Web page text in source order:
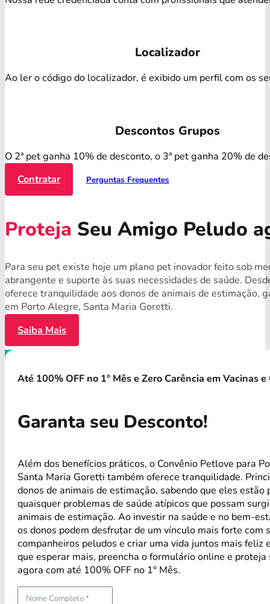
Localizador
Ao ler o código do localizador, é exibido um perfil com os
Descontos Grupos
O 2ª pet ganha 10% de desconto, o 3ª pet ganha 20% de
Contratar
Perguntas Frequentes
Proteja Seu Amigo Peludo
Para seu pet existe hoje um plano pet inovador feito sob
abrangente e suporte às suas necessidades de saúde.
oferece tranquilidade aos donos de animais de estimação,
em Porto Alegre, Santa Maria Goretti.
Saiba Mais
Até 100% OFF no 1° Mês e Zero Carência em Vacinas
Garanta seu Desconto!
Além dos benefícios práticos, o Convênio Petlove para
Santa Maria Goretti também oferece tranquilidade.
donos de animais de estimação, sabendo que eles estão
quaisquer problemas de saúde atípicos que possam
animais de estimação. Ao investir na saúde e no bem-
os donos podem desfrutar de um vínculo mais forte com
companheiros peludos e criar uma vida juntos mais feliz
que esperar mais, preencha o formulário online e proteja
agora com até 100% OFF no 1° Mês.